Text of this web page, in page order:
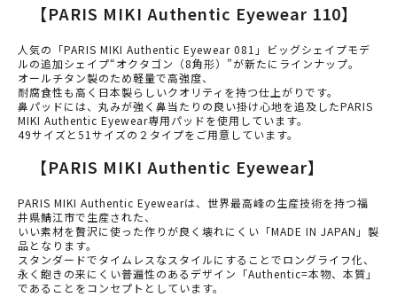
【PARIS MIKI Authentic Eyewear 110】
人気の「PARIS MIKI Authentic Eyewear 081」ビッグシェイプモデ
ルの追加シェイプ“オクタゴン（8角形）”が新たにラインナップ。
オールチタン製のため軽量で高強度、
耐腐食性も高く日本製らしいクオリティを持つ仕上がりです。
鼻パッドには、丸みが強く鼻当たりの良い掛け心地を追及したPARIS
MIKI Authentic Eyewear専用パッドを使用しています。
49サイズと51サイズの２タイプをご用意しています。
【PARIS MIKI Authentic Eyewear】
PARIS MIKI Authentic Eyewearは、世界最高峰の生産技術を持つ福
井県鯖江市で生産された、
いい素材を贅沢に使った作りが良く壊れにくい「MADE IN JAPAN」製
品となります。
スタンダードでタイムレスなスタイルにすることでロングライフ化、
永く飽きの来にくい普遍性のあるデザイン「Authentic=本物、本質」
であることをコンセプトとしています。